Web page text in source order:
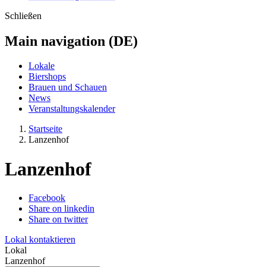
Schließen
Main navigation (DE)
Lokale
Biershops
Brauen und Schauen
News
Veranstaltungskalender
Startseite
Lanzenhof
Lanzenhof
Facebook
Share on linkedin
Share on twitter
Lokal kontaktieren
Lokal
Lanzenhof